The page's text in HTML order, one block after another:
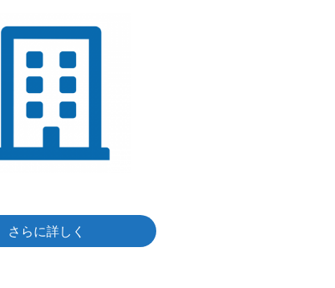
さらに詳しく